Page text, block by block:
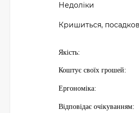
Недоліки
Кришиться,
Якість:
Коштує своїх грошей:
Ергономіка:
Відповідає очікуванням: